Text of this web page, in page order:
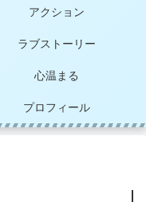
アクション
ラブストーリー
心温まる
プロフィール